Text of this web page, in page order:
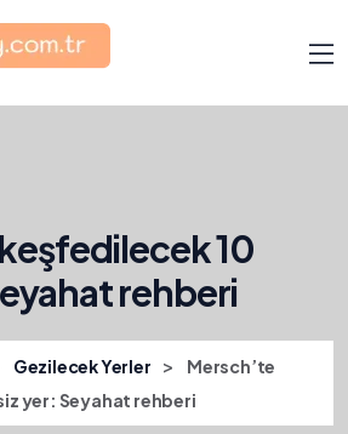
10
rehberi
Gezilecek Yerler >
Mersch’te
yer: Seyahat rehberi